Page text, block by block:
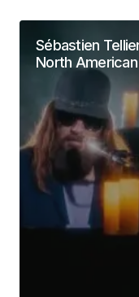
Sébastien
North